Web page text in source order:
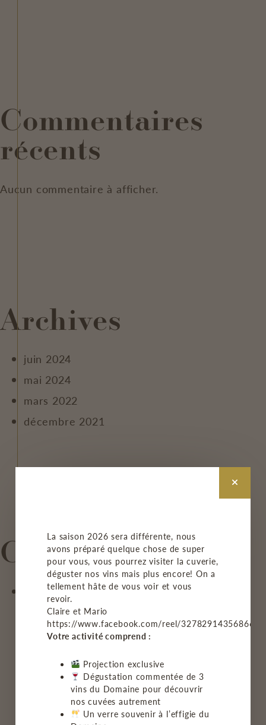
Commentaires
récents
Aucun commentaire à afficher.
Archives
juin 2024
mai 2024
mars 2022
décembre 2021
Catégories
On parle de nous
Pour recevoir de
La saison 2026 sera différente, nous
avons préparé quelque chose de super
pour vous, vous pourrez visiter la cuverie,
déguster nos vins mais plus encore! On a
tellement hâte de vous voir et vous
revoir.
Claire et Mario
https://www.facebook.com/reel/3278291435686678
Votre activité comprend :
Projection exclusive
Dégustation commentée de 3
vins du Domaine pour découvrir
nos cuvées autrement
Un verre souvenir à l’effigie du